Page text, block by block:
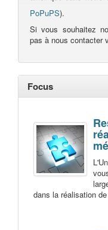
PoPuPS).
Si vous souhaitez
pas à nous contacter
Focus
dans la réalisation